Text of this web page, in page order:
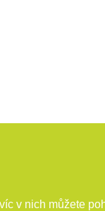
v nich můžete